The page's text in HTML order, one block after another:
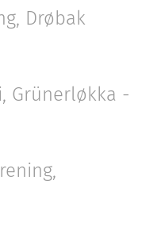
Drøbak
Grünerløkka -